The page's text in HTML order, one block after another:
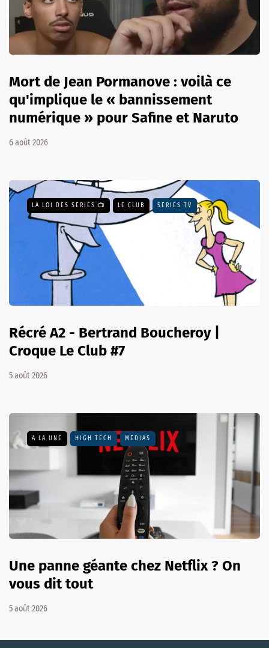
Mort de Jean Pormanove : voilà ce
qu'implique le « bannissement
numérique » pour Safine et Naruto
6 août 2026
LA LOI DES SÉRIES 📺 LE CLUB SÉRIES TV
Récré A2 - Bertrand Boucheroy |
Croque Le Club #7
5 août 2026
A LA UNE HIGH TECH MÉDIAS
Une panne géante chez Netflix ? On
vous dit tout
5 août 2026